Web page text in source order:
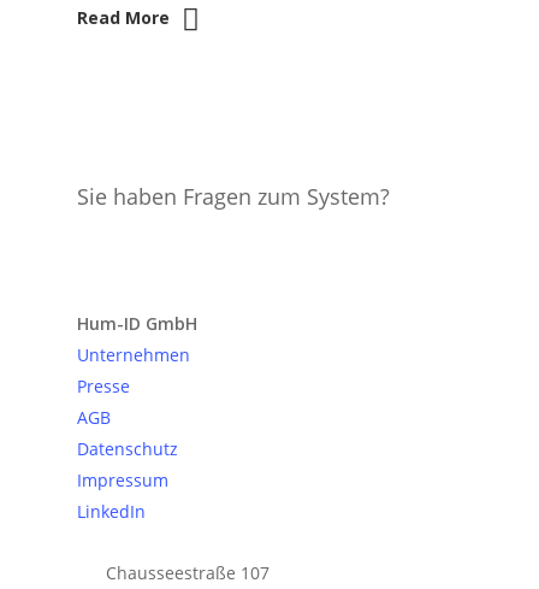
Read More
Sie haben Fragen zum System?
Hum-ID GmbH
Unternehmen
Presse
AGB
Datenschutz
Impressum
LinkedIn
Chausseestraße 107